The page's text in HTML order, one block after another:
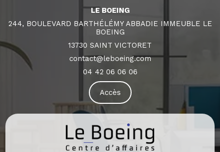
LE BOEING
244, BOULEVARD BARTHÉLÉMY ABBADIE IMMEUBLE LE
BOEING
13730 SAINT VICTORET
contact@leboeing.com
04 42 06 06 06
Accès